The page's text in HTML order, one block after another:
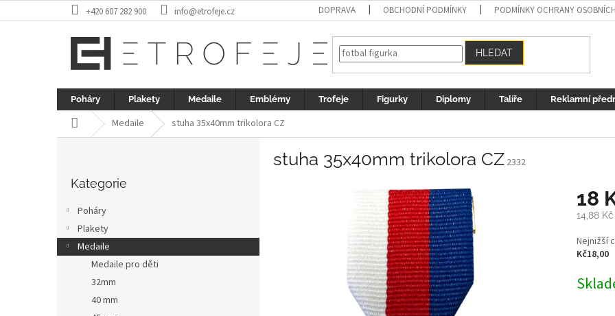
na
+420 607 282 900 info@etrofeje.cz DOPRAVA OBCHODNÍ PODMÍNKY PODMÍNKY OCHRANY
HLEDAT
Poháry Plakety Medaile Emblémy Trofeje Figurky Diplomy Talíře Reklamní
Domů Medaile stuha 35x40mm trikolora CZ
n
kategorie
Kategorie
Poháry
Plakety
Medaile
Medaile pro děti
32mm
40 mm
stuha 35x40mm trikolora CZ 2332
18
14,88
Měrná
cena:
Nejnižší
Kč18,00